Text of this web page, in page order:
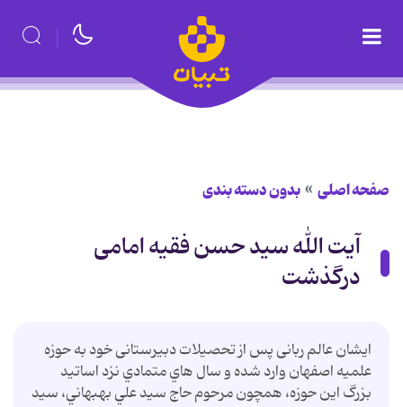
صفحه اصلی بدون دسته بندی
آیت الله سید حسن فقیه امامی
درگذشت
ایشان عالم ربانی پس از تحصيلات دبيرستانی خود به حوزه
علميه اصفهان وارد شده و سال هاي متمادي نزد اساتيد
بزرگ اين حوزه، همچون مرحوم حاج سيد علي بهبهاني، سيد